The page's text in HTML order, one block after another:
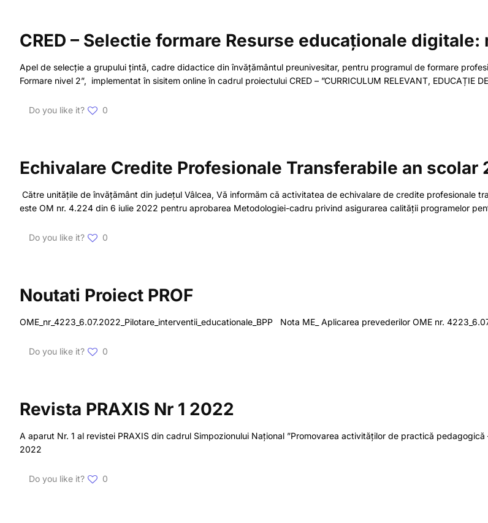
CRED – Selectie formare Resurse educaționale
Apel de selecție a grupului țintă, cadre didactice din învățământul preunivesitar, pentru programul de formare
Formare nivel 2”, implementat în sisitem online în cadrul proiectului CRED – ”CURRICULUM RELEVANT, EDUCAȚIE
Do you like it? 0
Echivalare Credite Profesionale Transferabile an
Către unitățile de învățământ din județul Vâlcea, Vă informăm că activitatea de echivalare de credite profesionale
este OM nr. 4.224 din 6 iulie 2022 pentru aprobarea Metodologiei-cadru privind asigurarea calității programelor
Do you like it? 0
Noutati Proiect PROF
OME_nr_4223_6.07.2022_Pilotare_interventii_educationale_BPP Nota ME_ Aplicarea prevederilor OME nr.
Do you like it? 0
Revista PRAXIS Nr 1 2022
A aparut Nr. 1 al revistei PRAXIS din cadrul Simpozionului Național ”Promovarea activităților de practică
2022
Do you like it? 0